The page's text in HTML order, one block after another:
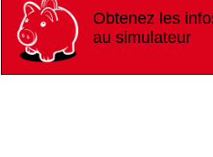
Obtenez les
au simulateur